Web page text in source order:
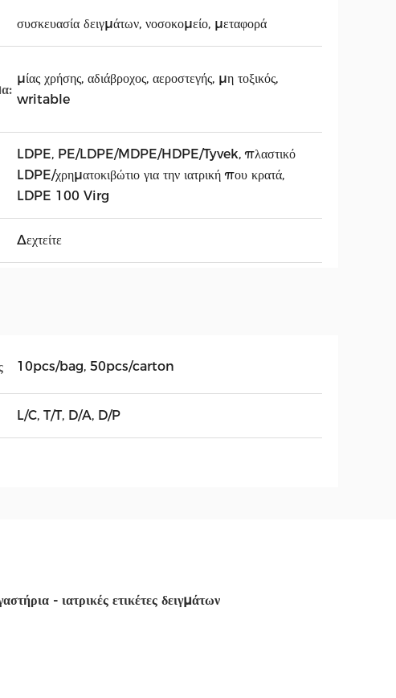
συσκευασία δειγμάτων, νοσοκομείο, μεταφορά
μίας χρήσης, αδιάβροχος, αεροστεγής, μη τοξικός,
writable
LDPE, PE/LDPE/MDPE/HDPE/Tyvek, πλαστικό
LDPE/χρηματοκιβώτιο για την ιατρική που κρατά,
LDPE 100 Virg
Δεχτείτε
10pcs/bag, 50pcs/carton
L/C, T/T, D/A, D/P
- ιατρικές ετικέτες δειγμάτων